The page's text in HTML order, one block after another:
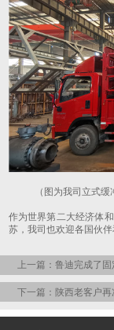
（图为我司立式
作为世界第二大经济体
苏，我司也欢迎各国伙伴
上一篇：鲁迪完成了
下一篇：陕西老客户